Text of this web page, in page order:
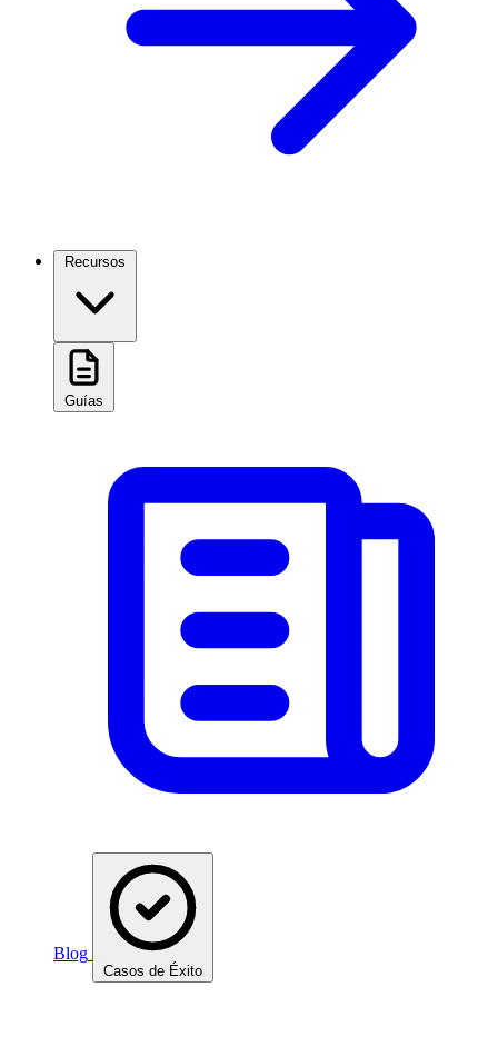
Recursos
Guías
Blog
Casos de Éxito